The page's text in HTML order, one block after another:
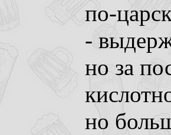
по-
-
но за
но